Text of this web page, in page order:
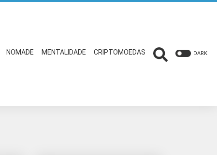
NOMADE MENTALIDADE CRIPTOMOEDAS DARK